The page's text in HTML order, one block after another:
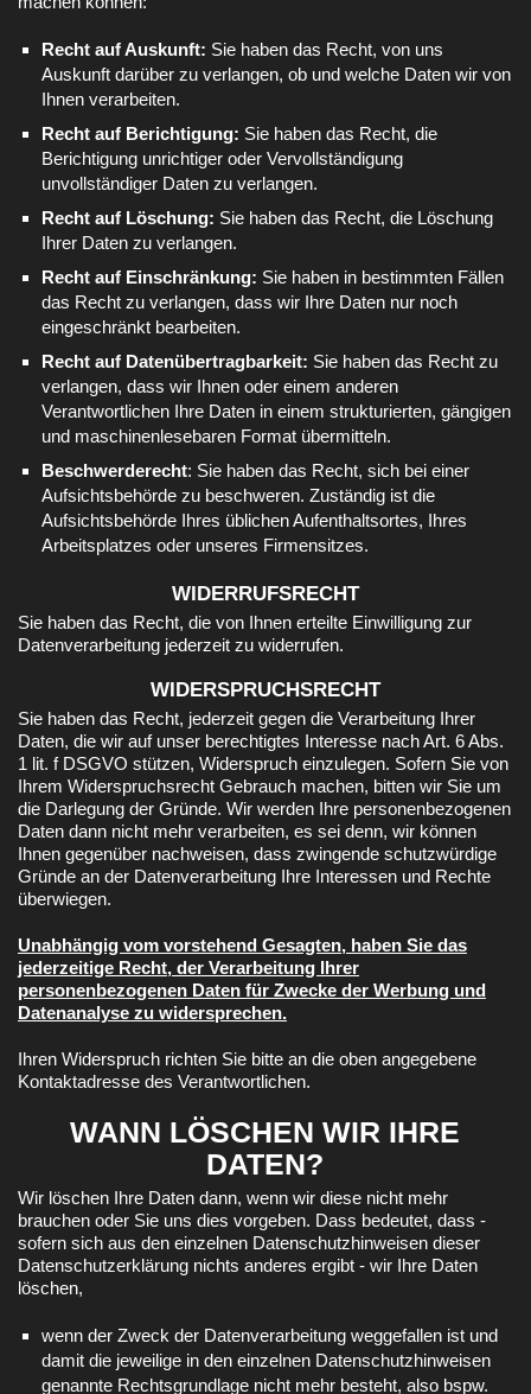
Recht auf Auskunft: Sie haben das Recht, von uns
Auskunft darüber zu verlangen, ob und welche Daten wir von
Ihnen verarbeiten.
Recht auf Berichtigung: Sie haben das Recht, die
Berichtigung unrichtiger oder Vervollständigung
unvollständiger Daten zu verlangen.
Recht auf Löschung: Sie haben das Recht, die Löschung
Ihrer Daten zu verlangen.
Recht auf Einschränkung: Sie haben in bestimmten Fällen
das Recht zu verlangen, dass wir Ihre Daten nur noch
eingeschränkt bearbeiten.
Recht auf Datenübertragbarkeit: Sie haben das Recht zu
verlangen, dass wir Ihnen oder einem anderen
Verantwortlichen Ihre Daten in einem strukturierten, gängigen
und maschinenlesebaren Format übermitteln.
Beschwerderecht: Sie haben das Recht, sich bei einer
Aufsichtsbehörde zu beschweren. Zuständig ist die
Aufsichtsbehörde Ihres üblichen Aufenthaltsortes, Ihres
Arbeitsplatzes oder unseres Firmensitzes.
WIDERRUFSRECHT
Sie haben das Recht, die von Ihnen erteilte Einwilligung zur
Datenverarbeitung jederzeit zu widerrufen.
WIDERSPRUCHSRECHT
Sie haben das Recht, jederzeit gegen die Verarbeitung Ihrer
Daten, die wir auf unser berechtigtes Interesse nach Art. 6 Abs.
1 lit. f DSGVO stützen, Widerspruch einzulegen. Sofern Sie von
Ihrem Widerspruchsrecht Gebrauch machen, bitten wir Sie um
die Darlegung der Gründe. Wir werden Ihre personenbezogenen
Daten dann nicht mehr verarbeiten, es sei denn, wir können
Ihnen gegenüber nachweisen, dass zwingende schutzwürdige
Gründe an der Datenverarbeitung Ihre Interessen und Rechte
überwiegen.
Unabhängig vom vorstehend Gesagten, haben Sie das
jederzeitige Recht, der Verarbeitung Ihrer
personenbezogenen Daten für Zwecke der Werbung und
Datenanalyse zu widersprechen.
Ihren Widerspruch richten Sie bitte an die oben angegebene
Kontaktadresse des Verantwortlichen.
WANN LÖSCHEN WIR IHRE
DATEN?
Wir löschen Ihre Daten dann, wenn wir diese nicht mehr
brauchen oder Sie uns dies vorgeben. Dass bedeutet, dass -
sofern sich aus den einzelnen Datenschutzhinweisen dieser
Datenschutzerklärung nichts anderes ergibt - wir Ihre Daten
löschen,
wenn der Zweck der Datenverarbeitung weggefallen ist und
damit die jeweilige in den einzelnen Datenschutzhinweisen
genannte Rechtsgrundlage nicht mehr besteht, also bspw.